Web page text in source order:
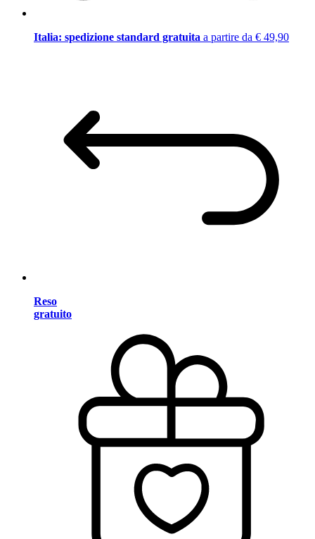
Italia: spedizione standard gratuita a partire da € 49,90
Reso
gratuito